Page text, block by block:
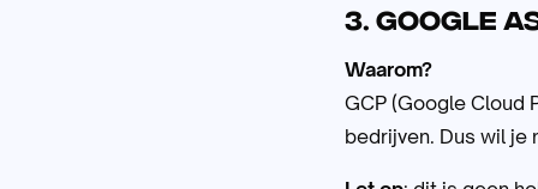
3. Google
Waarom?
GCP (Google Cloud
bedrijven. Dus wil je